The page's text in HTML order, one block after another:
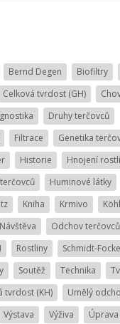
Bernd Degen Biofiltry
Celková tvrdost (GH)
Druhy terčovců
Filtrace
Genetika
Historie
Hnojení
Huminové látky
Kniha Krmivo
Návštěva Odchov terčovců
Rostliny
Schmidt-Focke
Soutěž Technika
tvrdost (KH)
Umělý
Výstava Výživa